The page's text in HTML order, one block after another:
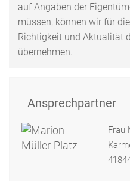
auf Angaben der
müssen, können wir für
Richtigkeit und Aktualität
übernehmen.
Ansprechpartner
Frau